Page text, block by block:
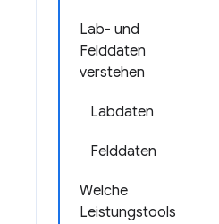
Lab- und
Felddaten
verstehen
Labdaten
Felddaten
Welche
Leistungstools